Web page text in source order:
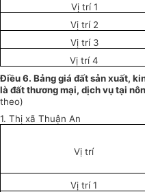
Vị trí 1
Vị trí 2
Vị trí 3
Vị trí 4
Điều 6. Bảng giá đất sản xuất,
là đất thương mại, dịch vụ tại
theo)
1. Thị xã Thuận An
Vị trí
Vị trí 1